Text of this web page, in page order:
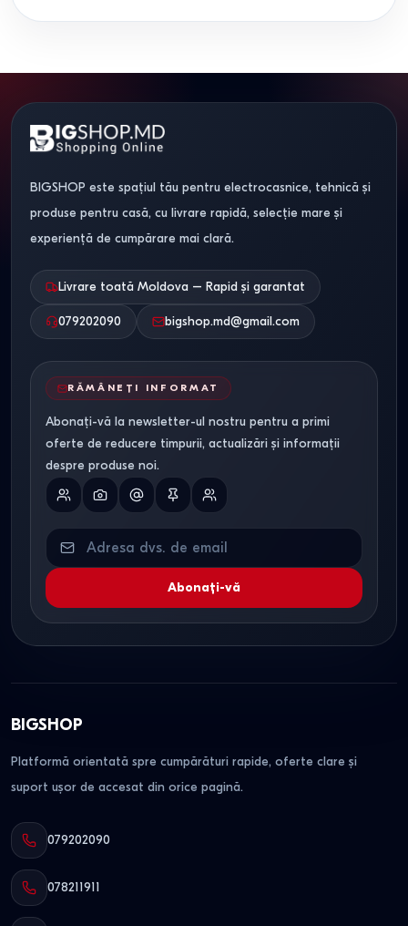
BIGSHOP este spațiul tău pentru electrocasnice, tehnică și
produse pentru casă, cu livrare rapidă, selecție mare și
experiență de cumpărare mai clară.
Livrare toată Moldova – Rapid și garantat
079202090 bigshop.md@gmail.com
RĂMÂNEȚI INFORMAT
Abonați-vă la newsletter-ul nostru pentru a primi
oferte de reducere timpurii, actualizări și informații
despre produse noi.
Abonați-vă
BIGSHOP
Platformă orientată spre cumpărături rapide, oferte clare și
suport ușor de accesat din orice pagină.
079202090
078211911